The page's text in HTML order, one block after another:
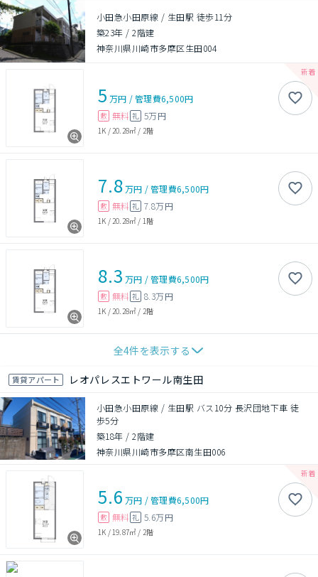
小田急小田原線 / 生田駅 徒歩11分
築23年 /2階建
神奈川県川崎市多摩区生田004
5 万円 /管理費6,500円
敷 無料 礼 5万円
1K / 20.28㎡ / 2階
7.8万円 /管理費6,500円
敷 無料 礼 7.8万円
1K / 20.28㎡ / 1階
8.3 万円 /管理費6,500円
敷 無料 礼 8.3万円
1K / 20.28㎡ / 2階
全4件を表示する
賃貸アパート レオパレスエトワール南生田
小田急小田原線 / 生田駅 バス10分 長沢団地下車 徒
歩5分
築18年 /2階建
神奈川県川崎市多摩区南生田006
5.6 万円 /管理費6,500円
敷 無料 礼 5.6万円
1K / 19.87㎡ / 2階